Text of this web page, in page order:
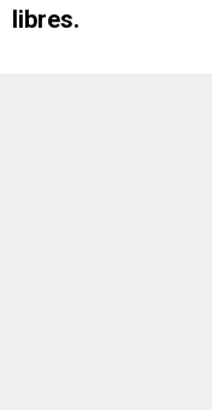
libres.